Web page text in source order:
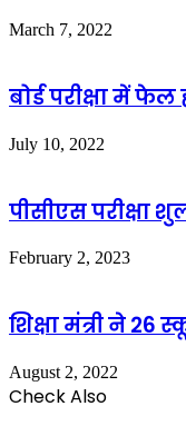
March 7, 2022
बोर्ड परीक्षा में
July 10, 2022
पीसीएस परीक्षा
February 2, 2023
शिक्षा मंत्री ने 26
August 2, 2022
Check Also